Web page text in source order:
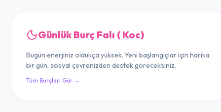
Günlük Burç Falı ( Koc)
Bugün enerjiniz oldukça yüksek. Yeni başlangıçlar için harika
bir gün, sosyal çevrenizden destek göreceksiniz.
Tüm Burçları Gör →